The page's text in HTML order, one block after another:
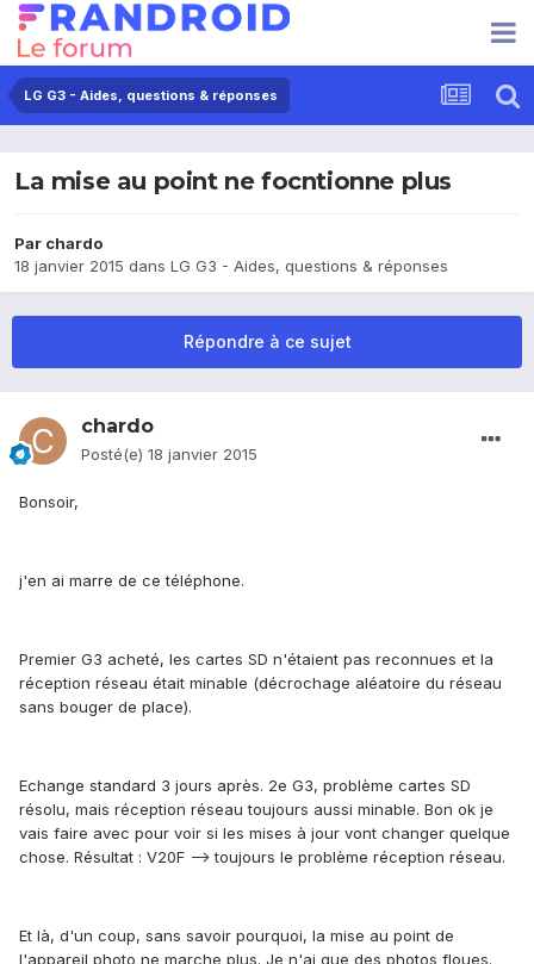
LG G3 - Aides, questions & réponses
La mise au point ne focntionne plus
Par chardo
18 janvier 2015 dans LG G3 - Aides, questions & réponses
Répondre à ce sujet
chardo
Posté(e) 18 janvier 2015
Bonsoir,
j'en ai marre de ce téléphone.
Premier G3 acheté, les cartes SD n'étaient pas reconnues et la
réception réseau était minable (décrochage aléatoire du réseau
sans bouger de place).
Echange standard 3 jours après. 2e G3, problème cartes SD
résolu, mais réception réseau toujours aussi minable. Bon ok je
vais faire avec pour voir si les mises à jour vont changer quelque
chose. Résultat : V20F --> toujours le problème réception réseau.
Et là, d'un coup, sans savoir pourquoi, la mise au point de
l'appareil photo ne marche plus. Je n'ai que des photos floues.